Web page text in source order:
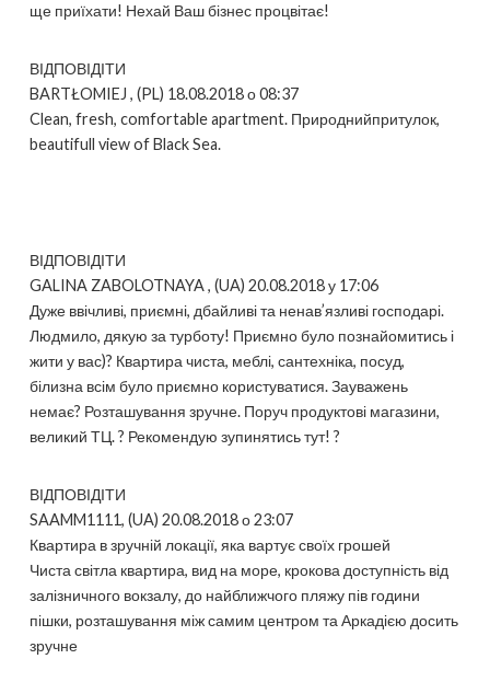
ще приїхати! Нехай Ваш бізнес процвітає!
ВІДПОВІДІТИ
BARTŁOMIEJ , (PL) 18.08.2018 о 08:37
Clean, fresh, comfortable apartment. Природнийпритулок,
beautifull view of Black Sea.
ВІДПОВІДІТИ
GALINA ZABOLOTNAYA , (UA) 20.08.2018 у 17:06
Дуже ввічливі, приємні, дбайливі та ненав’язливі господарі.
Людмило, дякую за турботу! Приємно було познайомитись і
жити у вас)? Квартира чиста, меблі, сантехніка, посуд,
білизна всім було приємно користуватися. Зауважень
немає? Розташування зручне. Поруч продуктові магазини,
великий ТЦ. ? Рекомендую зупинятись тут! ?
ВІДПОВІДІТИ
SAAMM1111, (UA) 20.08.2018 о 23:07
Квартира в зручній локації, яка вартує своїх грошей
Чиста світла квартира, вид на море, крокова доступність від
залізничного вокзалу, до найближчого пляжу пів години
пішки, розташування між самим центром та Аркадією досить
зручне